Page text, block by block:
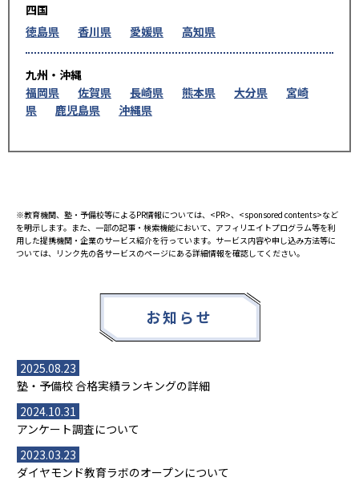
四国
徳島県
香川県 愛媛県 高知県
九州・沖縄
福岡県
佐賀県 長崎県 熊本県 大分県
宮崎
県
鹿児島県 沖縄県
※教育機関、塾・予備校等によるPR情報については、<PR>、<sponsored contents>など
を明示します。また、一部の記事・検索機能において、アフィリエイトプログラム等を利
用した提携機関・企業のサービス紹介を行っています。サービス内容や申し込み方法等に
ついては、リンク先の各サービスのページにある詳細情報を確認してください。
お知らせ
2025.08.23
塾・予備校 合格実績ランキングの詳細
2024.10.31
アンケート調査について
2023.03.23
ダイヤモンド教育ラボのオープンについて